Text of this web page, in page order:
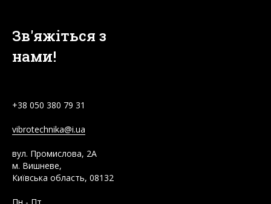
Зв'яжіться з
нами!
+38 050 380 79 31
vibrotechnika@i.ua
вул. Промислова, 2А
м. Вишневе,
Київська область, 08132
Пн - Пт